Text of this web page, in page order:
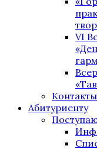
VI
Контакты
Абитуриенту